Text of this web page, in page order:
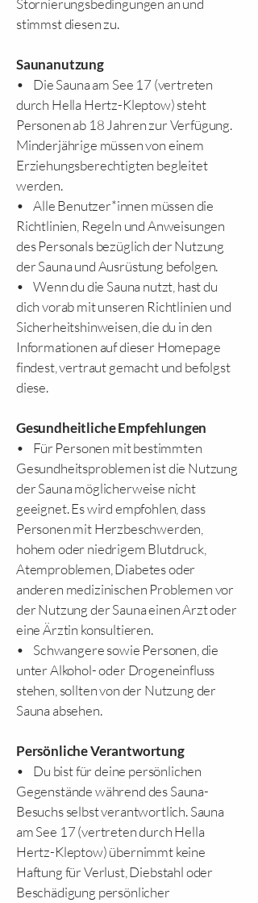
Stornierungsbedingungen an und
stimmst diesen zu.
Saunanutzung
• Die Sauna am See 17 (vertreten
durch Hella Hertz-Kleptow) steht
Personen ab 18 Jahren zur Verfügung.
Minderjährige müssen von einem
Erziehungsberechtigten begleitet
werden.
• Alle Benutzer*innen müssen die
Richtlinien, Regeln und Anweisungen
des Personals bezüglich der Nutzung
der Sauna und Ausrüstung befolgen.
• Wenn du die Sauna nutzt, hast du
dich vorab mit unseren Richtlinien und
Sicherheitshinweisen, die du in den
Informationen auf dieser Homepage
findest, vertraut gemacht und befolgst
diese.
Gesundheitliche Empfehlungen
• Für Personen mit bestimmten
Gesundheitsproblemen ist die Nutzung
der Sauna möglicherweise nicht
geeignet. Es wird empfohlen, dass
Personen mit Herzbeschwerden,
hohem oder niedrigem Blutdruck,
Atemproblemen, Diabetes oder
anderen medizinischen Problemen vor
der Nutzung der Sauna einen Arzt oder
eine Ärztin konsultieren.
• Schwangere sowie Personen, die
unter Alkohol- oder Drogeneinfluss
stehen, sollten von der Nutzung der
Sauna absehen.
Persönliche Verantwortung
• Du bist für deine persönlichen
Gegenstände während des Sauna-
Besuchs selbst verantwortlich. Sauna
am See 17 (vertreten durch Hella
Hertz-Kleptow) übernimmt keine
Haftung für Verlust, Diebstahl oder
Beschädigung persönlicher